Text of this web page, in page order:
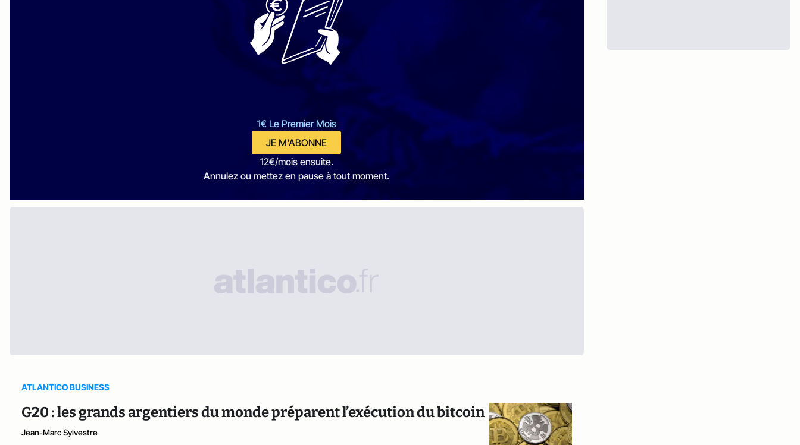
1€ Le Premier Mois
JE M'ABONNE
12€/mois ensuite.
Annulez ou mettez en pause à tout moment.
ATLANTICO BUSINESS
G20 : les grands argentiers du monde préparent l’exécution du bitcoin
Jean-Marc Sylvestre